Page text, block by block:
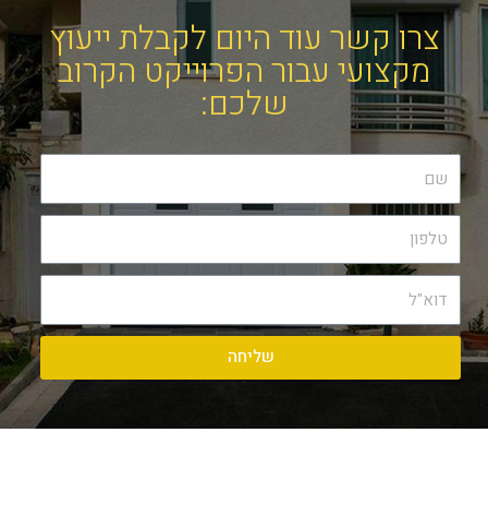
צרו קשר עוד היום לקבלת ייעוץ
מקצועי עבור הפרוייקט הקרוב
שלכם:
שליחה